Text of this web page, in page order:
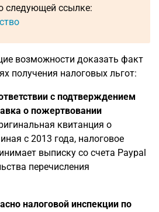
следующей ссылке:
возможности доказать факт
получения налоговых льгот:
с подтверждением
о пожертвовании
квитанция о
с 2013 года, налоговое
выписку со счета Paypal
перечисления
налоговой инспекции по